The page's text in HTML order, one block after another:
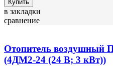
Купить
в закладки
сравнение
Отопитель
(4ДМ2-24 (24 В; 3 кВт))